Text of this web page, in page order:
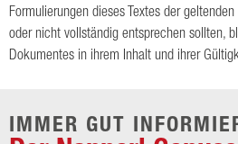
Formulierungen dieses Textes der
oder nicht vollständig entsprechen sollten,
Dokumentes in ihrem Inhalt und ihrer
IMMER GUT